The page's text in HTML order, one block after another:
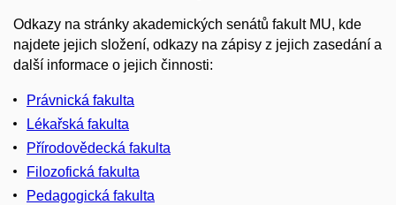
Odkazy na stránky akademických senátů fakult MU, kde
najdete jejich složení, odkazy na zápisy z jejich zasedání a
další informace o jejich činnosti:
Právnická fakulta
Lékařská fakulta
Přírodovědecká fakulta
Filozofická fakulta
Pedagogická fakulta